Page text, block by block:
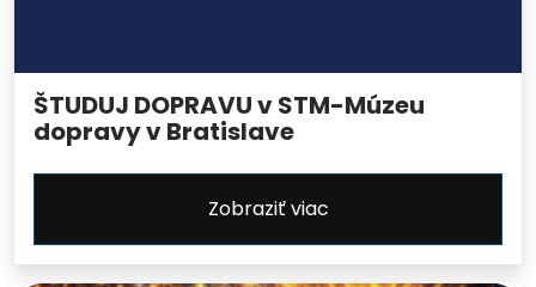
ŠTUDUJ DOPRAVU v STM-Múzeu
dopravy v Bratislave
Zobraziť viac